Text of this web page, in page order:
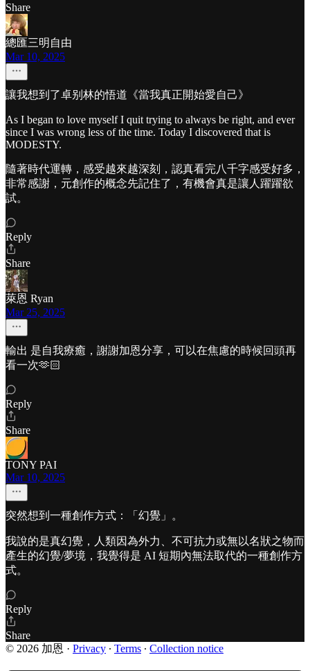
Share
總匯三明自由
Mar 10, 2025
讓我想到了卓别林的悟道《當我真正開始愛自己》
As I began to love myself I quit trying to always be right, and ever
since I was wrong less of the time. Today I discovered that is
MODESTY.
隨著時代運轉，感受越來越深刻，認真看完八千字感受好多，
非常感謝，元創作的概念先記住了，有機會真是讓人躍躍欲
試。
Reply
Share
萊恩 Ryan
Mar 25, 2025
輸出 是自我療癒，謝謝加恩分享，可以在焦慮的時候回頭再
看一次🫶🏻
Reply
Share
TONY PAI
Mar 10, 2025
突然想到一種創作方式：「幻覺」。
我說的是真幻覺，人類因為外力、不可抗力或無以名狀之物而
產生的幻覺/夢境，我覺得是 AI 短期內無法取代的一種創作方
式。
Reply
Share
© 2026 加恩 · Privacy ∙ Terms ∙ Collection notice